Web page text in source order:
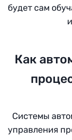
будет сам
Как
Системы
управления